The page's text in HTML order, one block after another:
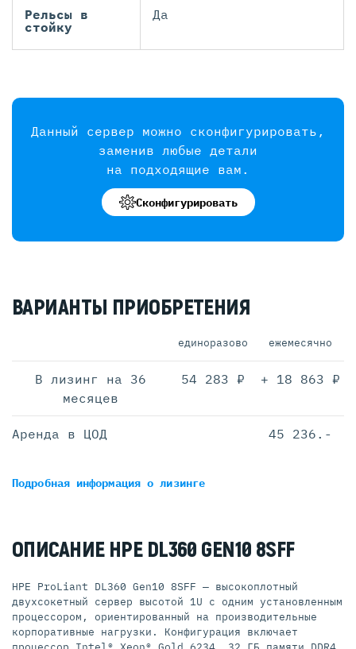
Рельсы в
стойку
Да
Данный сервер можно сконфигурировать,
заменив любые детали
на подходящие вам.
Сконфигурировать
ВАРИАНТЫ ПРИОБРЕТЕНИЯ
единоразово ежемесячно
В лизинг на 36
месяцев
54 283 ₽ + 18 863 ₽
Аренда в ЦОД 45 236.-
Подробная информацияо лизинге
ОПИСАНИЕ HPE DL360 GEN10 8SFF
HPE ProLiant DL360 Gen10 8SFF — высокоплотный
двухсокетный сервер высотой 1U с одним установленным
процессором, ориентированный на производительные
корпоративные нагрузки. Конфигурация включает